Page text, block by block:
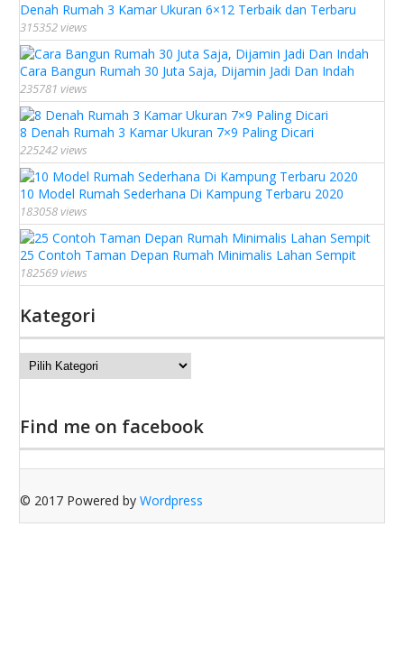
Denah Rumah 3 Kamar Ukuran 6×12 Terbaik dan Terbaru
315352 views
Cara Bangun Rumah 30 Juta Saja, Dijamin Jadi Dan Indah
235781 views
8 Denah Rumah 3 Kamar Ukuran 7×9 Paling Dicari
225242 views
10 Model Rumah Sederhana Di Kampung Terbaru 2020
183058 views
25 Contoh Taman Depan Rumah Minimalis Lahan Sempit
182569 views
Kategori
Kategori
Find me on facebook
© 2017 Powered byWordpress